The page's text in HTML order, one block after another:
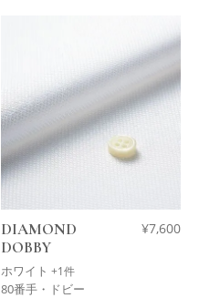
DIAMOND
DOBBY
ホワイト +1件
¥7,600
80番手・ドビー